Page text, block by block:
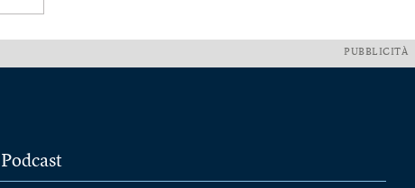
PUBBLICITÀ
Podcast